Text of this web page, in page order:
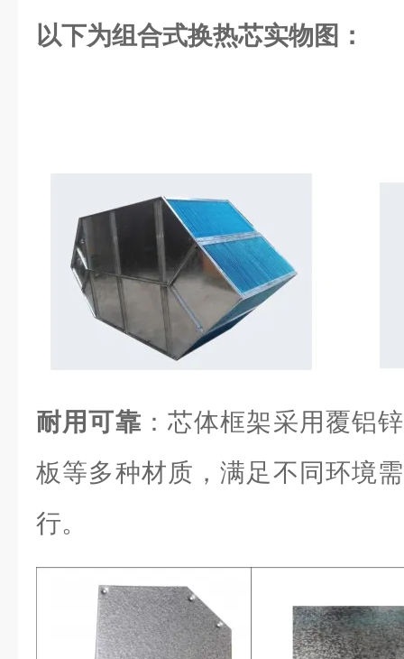
以下为组合式换热芯实物图：
耐用可靠 ：芯体框架采用覆铝
板等多种材质，满足不同环境
行。